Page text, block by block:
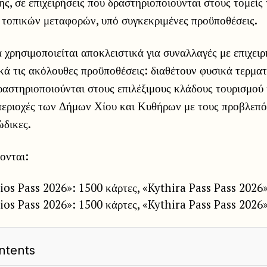
μεταφορών, υπό συγκεκριμένες προϋποθέσεις.
αποκλειστικά για συναλλαγές με
τις ακόλουθες προϋποθέσεις: διαθέτουν φυσικά
στους επιλέξιμους κλάδους
των Δήμων Χίου και Κυθήρων με τους
Pass 2026»: 1500 κάρτες, «Kythira Pass Pass
Pass 2026»: 1500 κάρτες, «Kythira Pass Pass